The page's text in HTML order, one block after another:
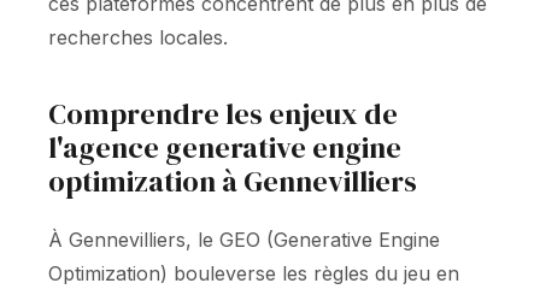
recherches locales.
Comprendre les enjeux de
l'agence generative engine
optimization à Gennevilliers
À Gennevilliers, le GEO (Generative Engine
Optimization) bouleverse les règles du jeu en